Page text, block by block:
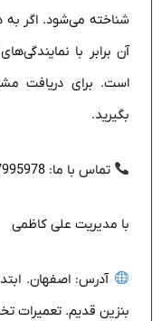
شناخته می‌شود. اگر
آن برابر با
است. برای دریافت
بگیرید.
تماس با ما: 09137995978
با مدیریت علی کاظمی
آدرس: اصفهان.
بنزین قدیم.